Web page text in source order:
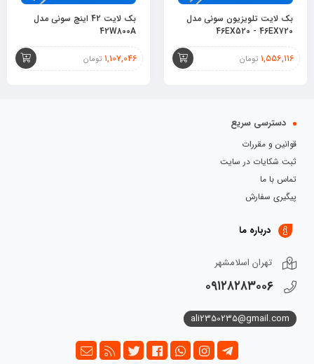
بک لایت تلویزیون سونی مدل
46EX520 - 46EX720
1,556,116 تومان
بک لایت 42 اینچ سونی مدل
42W800A
1,107,046 تومان
دسترسی سریع
قوانین و مقررات
ثبت شکایات در سایت
تماس با ما
پیگیری سفارش
درباره ما
تهران اسلامشهر
۰۹۱۲۸۲۸۳۰۰۶
ali2350235@gmail.com